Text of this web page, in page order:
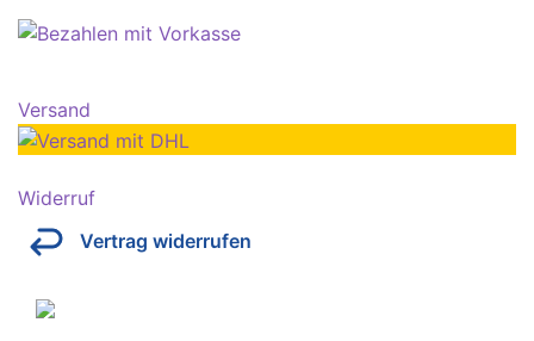
Versand
Widerruf
Vertrag widerrufen